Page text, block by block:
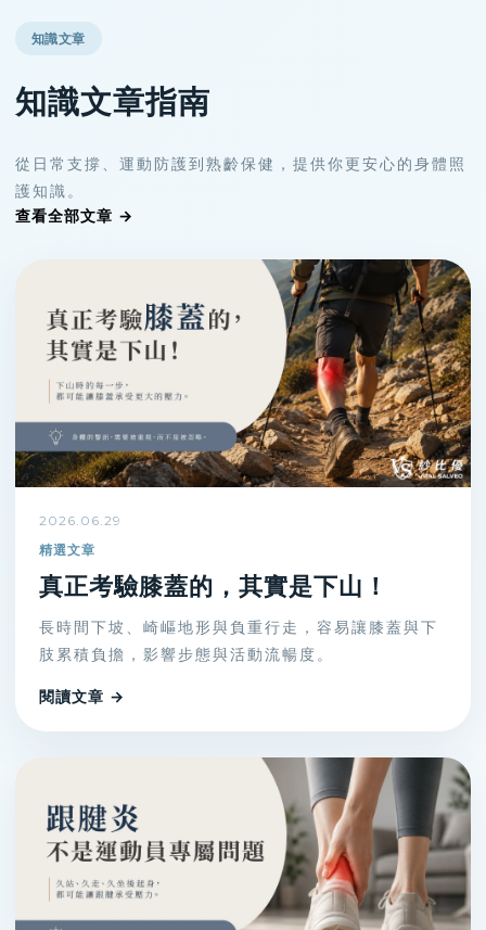
知識文章
知識文章指南
從日常支撐、運動防護到熟齡保健，提供你更安心的身體照
護知識。
查看全部文章 →
2026.06.29
精選文章
真正考驗膝蓋的，其實是下山！
長時間下坡、崎嶇地形與負重行走，容易讓膝蓋與下
肢累積負擔，影響步態與活動流暢度。
閱讀文章 →